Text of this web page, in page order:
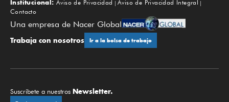
Institucional: Aviso de Privacidad
Aviso de Privacidad Integral
Contacto
Una empresa de Nacer Global
Trabaja con nosotros Ir a la bolsa de trabajo
Suscríbete a nuestros Newsletter.